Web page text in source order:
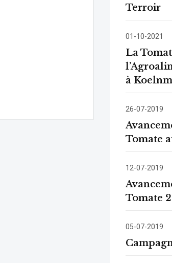
Terroir
01-10-2021
La
à
26-07-2019
Tomate
12-07-2019
Tomate
05-07-2019